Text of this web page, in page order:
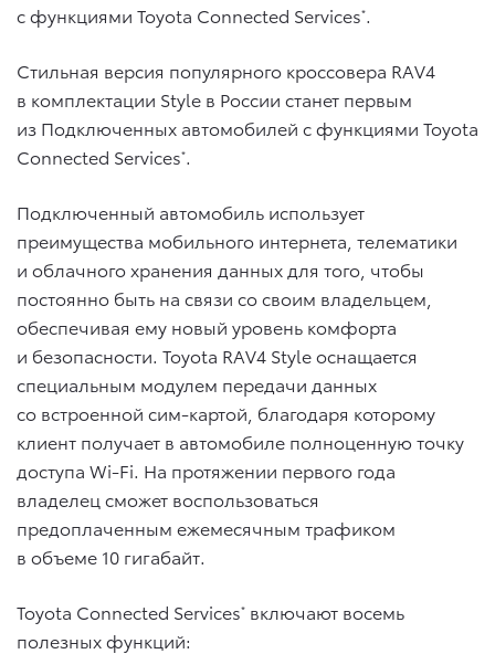
с функциями Toyota Connected Services*.
Стильная версия популярного кроссовера RAV4
в комплектации Style в России станет первым
из Подключенных автомобилей с функциями Toyota
Connected Services*.
Подключенный автомобиль использует
преимущества мобильного интернета, телематики
и облачного хранения данных для того, чтобы
постоянно быть на связи со своим владельцем,
обеспечивая ему новый уровень комфорта
и безопасности. Toyota RAV4 Style оснащается
специальным модулем передачи данных
со встроенной сим-картой, благодаря которому
клиент получает в автомобиле полноценную точку
доступа Wi-Fi. На протяжении первого года
владелец сможет воспользоваться
предоплаченным ежемесячным трафиком
в объеме 10 гигабайт.
Toyota Connected Services* включают восемь
полезных функций: